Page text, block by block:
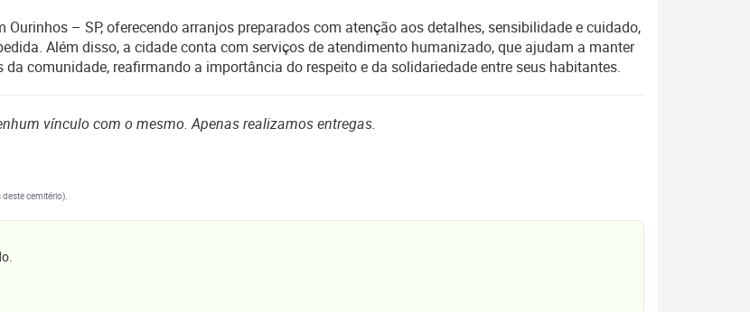
– SP, oferecendo arranjos preparados com atenção aos detalhes, sensibilidade e cuidado,
Além disso, a cidade conta com serviços de atendimento humanizado, que ajudam a manter
comunidade, reafirmando a importância do respeito e da solidariedade entre seus habitantes.
vínculo com o mesmo. Apenas realizamos entregas.
cemitério).